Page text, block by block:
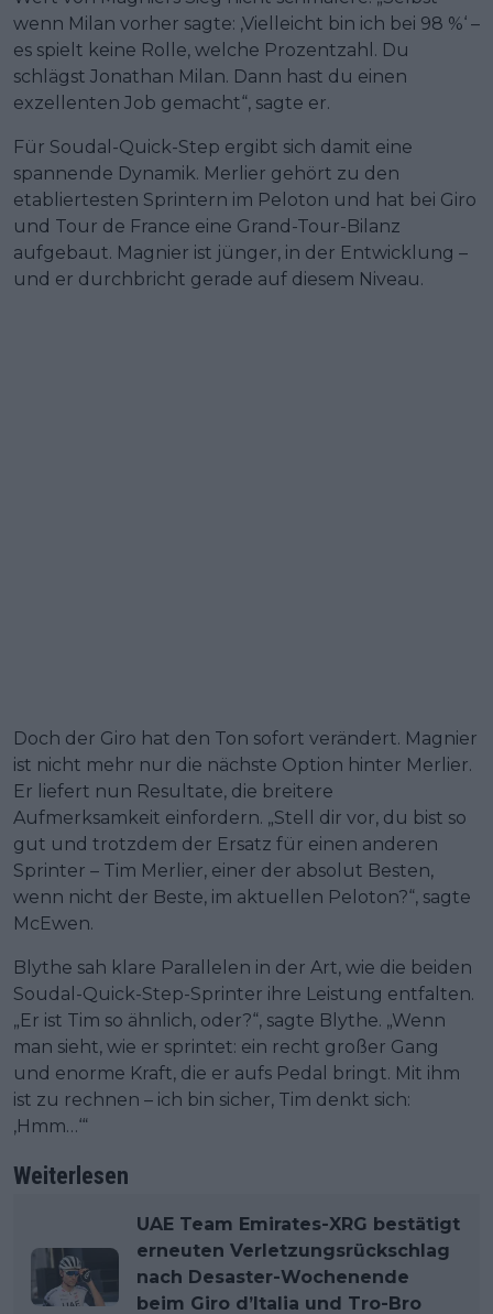
wenn Milan vorher sagte: ‚Vielleicht bin ich bei 98 %‘ –
es spielt keine Rolle, welche Prozentzahl. Du
schlägst Jonathan Milan. Dann hast du einen
exzellenten Job gemacht“, sagte er.
Für Soudal-Quick-Step ergibt sich damit eine
spannende Dynamik. Merlier gehört zu den
etabliertesten Sprintern im Peloton und hat bei Giro
und Tour de France eine Grand-Tour-Bilanz
aufgebaut. Magnier ist jünger, in der Entwicklung –
und er durchbricht gerade auf diesem Niveau.
Doch der Giro hat den Ton sofort verändert. Magnier
ist nicht mehr nur die nächste Option hinter Merlier.
Er liefert nun Resultate, die breitere
Aufmerksamkeit einfordern. „Stell dir vor, du bist so
gut und trotzdem der Ersatz für einen anderen
Sprinter – Tim Merlier, einer der absolut Besten,
wenn nicht der Beste, im aktuellen Peloton?“, sagte
McEwen.
Blythe sah klare Parallelen in der Art, wie die beiden
Soudal-Quick-Step-Sprinter ihre Leistung entfalten.
„Er ist Tim so ähnlich, oder?“, sagte Blythe. „Wenn
man sieht, wie er sprintet: ein recht großer Gang
und enorme Kraft, die er aufs Pedal bringt. Mit ihm
ist zu rechnen – ich bin sicher, Tim denkt sich:
‚Hmm…‘“
Weiterlesen
UAE Team Emirates-XRG bestätigt
erneuten Verletzungsrückschlag
nach Desaster-Wochenende
beim Giro d’Italia und Tro-Bro